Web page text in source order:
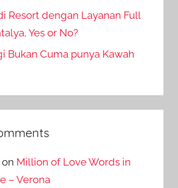
Resort dengan Layanan Full
Yes or No?
Bukan Cuma punya Kawah
on Million of Love Words in
– Verona